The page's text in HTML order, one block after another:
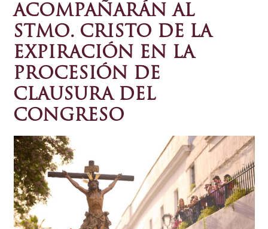
ACOMPAÑARÁN AL
STMO. CRISTO DE LA
EXPIRACIÓN EN LA
PROCESIÓN DE
CLAUSURA DEL
CONGRESO